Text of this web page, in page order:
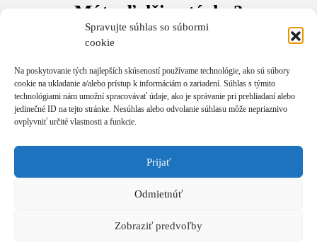
Spravujte súhlas so súbormi
cookie
Na poskytovanie tých najlepších skúseností používame technológie, ako sú súbory
cookie na ukladanie a/alebo prístup k informáciám o zariadení. Súhlas s týmito
technológiami nám umožní spracovávať údaje, ako je správanie pri prehliadaní alebo
jedinečné ID na tejto stránke. Nesúhlas alebo odvolanie súhlasu môže nepriaznivo
ovplyvniť určité vlastnosti a funkcie.
Prijať
Odmietnúť
Zobraziť predvoľby
Máte ďalšie otázky?
V prípade akýchkoľvek otázok nás neváhajte kontaktovať e-
čísle+421 908 777 808.Na telefóne sme vám k dispozícii od
8:00 do 16:00 hod. V prípade nedostupnosti zanechajte SMS,
zavoláme Vám späť.
Počas celého tréningu bude možné zakúpiť si ďalšie tréningy a
v hotovosti.
Andy a tím Akadémie Andyho Winsona